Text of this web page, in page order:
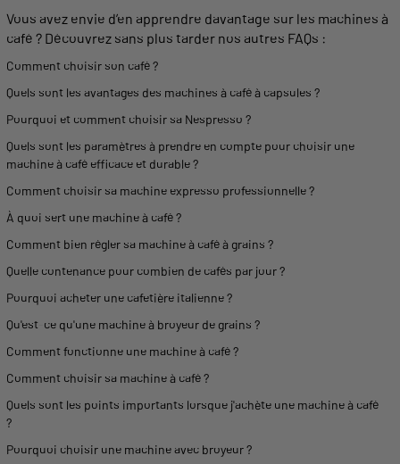
Vous avez envie d’en apprendre davantage sur les machines à
café ? Découvrez sans plus tarder nos autres FAQs :
Comment choisir son café ?
Quels sont les avantages des machines à café à capsules ?
Pourquoi et comment choisir sa Nespresso ?
Quels sont les paramètres à prendre en compte pour choisir une
machineà café efficace et durable ?
Comment choisir sa machine expresso professionnelle ?
À quoi sert une machineà café ?
Comment bien régler sa machineà café à grains ?
Quelle contenance pour combien de cafés par jour ?
Pourquoi acheter une cafetière italienne?
Qu'est-ce qu'une machineà broyeur de grains ?
Comment fonctionne une machineà café ?
Comment choisir sa machineà café ?
Quels sont les points importants lorsque j'achète une machineà café
?
Pourquoi choisir une machineavec broyeur ?